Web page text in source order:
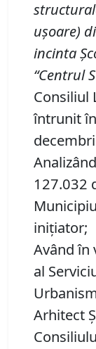
ușoare)
incinta
“Centrul
Consiliul
întrunit
127.032
inițiator;
Având în
al
Arhitect